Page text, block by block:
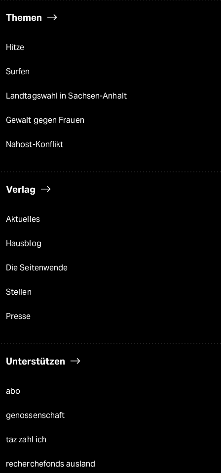
Themen
Hitze
Surfen
Landtagswahl in Sachsen-Anhalt
Gewalt gegen Frauen
Nahost-Konflikt
Verlag
Aktuelles
Hausblog
Die Seitenwende
Stellen
Presse
Unterstützen
abo
genossenschaft
taz zahl ich
recherchefonds ausland